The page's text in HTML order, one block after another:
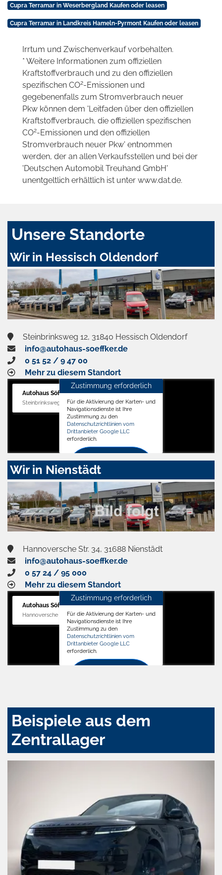
Cupra Terramar in Weserbergland Kaufen oder leasen
Cupra Terramar in Landkreis Hameln-Pyrmont Kaufen oder leasen
Irrtum und Zwischenverkauf vorbehalten.
* Weitere Informationen zum offiziellen
Kraftstoffverbrauch und zu den offiziellen
spezifischen CO2-Emissionen und
gegebenenfalls zum Stromverbrauch neuer
Pkw können dem 'Leitfaden über den offiziellen
Kraftstoffverbrauch, die offiziellen spezifischen
CO2-Emissionen und den offiziellen
Stromverbrauch neuer Pkw' entnommen
werden, der an allen Verkaufsstellen und bei der
'Deutschen Automobil Treuhand GmbH'
unentgeltlich erhältlich ist unter www.dat.de.
Unsere Standorte
Wir in Hessisch Oldendorf
Steinbrinksweg 12, 31840 Hessisch Oldendorf
info@autohaus-soeffker.de
0 51 52 / 9 47 00
Mehr zu diesem Standort
Autohaus Söffker GmbH
Steinbrinksweg 12, 31840 Hessisch Oldendorf
Zustimmung erforderlich
Für die Aktivierung der Karten- und
Navigationsdienste ist Ihre
Zustimmung zu den
Datenschutzrichtlinien vom
Drittanbieter Google LLC
erforderlich.
Zustimmen
aktivieren
Wir in Nienstädt
Hannoversche Str. 34, 31688 Nienstädt
info@autohaus-soeffker.de
0 57 24 / 95 000
Mehr zu diesem Standort
Autohaus Söffker GmbH
Hannoversche Str. 34, 31688 Nienstädt
Zustimmung erforderlich
Für die Aktivierung der Karten- und
Navigationsdienste ist Ihre
Zustimmung zu den
Datenschutzrichtlinien vom
Drittanbieter Google LLC
erforderlich.
Beispiele aus dem
Zentrallager